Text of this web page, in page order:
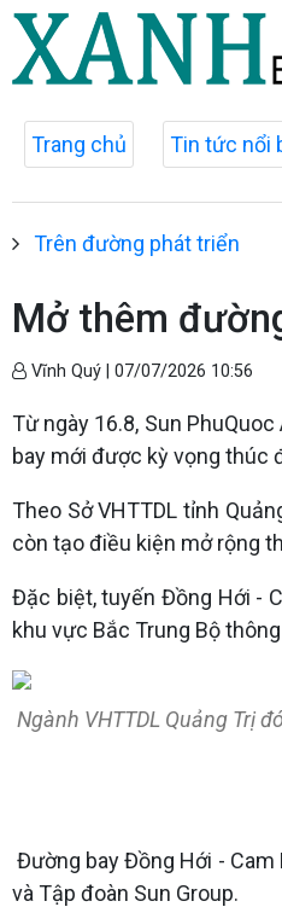
Trang chủ Tin tức nổi
Trên đường phát triển
Mở thêm
Vĩnh Quý | 07/07/2026 10:56
Từ ngày 16.8, Sun
bay mới được kỳ vọng thúc
Theo Sở VHTTDL tỉnh
còn tạo điều kiện mở rộng
Đặc biệt, tuyến Đồng Hới -
khu vực Bắc Trung Bộ
Ngành VHTTDL Quảng Trị
Đường bay Đồng Hới - Cam
và Tập đoàn Sun Group.